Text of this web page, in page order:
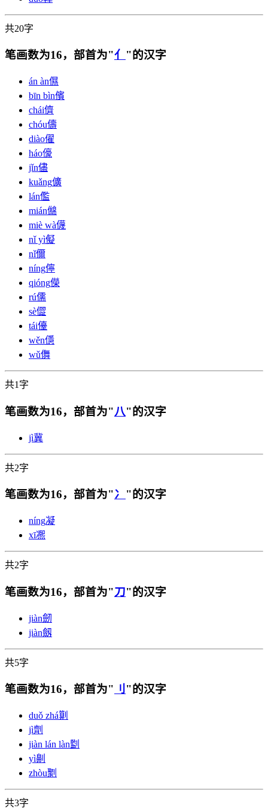
共20字
笔画数为16，部首为"亻 "的汉字
án àn儑
bīn bìn儐
chái儕
chóu儔
diào㒛
háo儫
jǐn儘
kuǎng儣
lán儖
mián㒙
miè wà㒝
nǐ yì儗
nǐ儞
níng儜
qióng儝
rú儒
sè㒊
tái儓
wěn㒚
wǔ儛
共1字
笔画数为16，部首为"八"的汉字
jì冀
共2字
笔画数为16，部首为"冫 "的汉字
níng凝
xī凞
共2字
笔画数为16，部首为"刀"的汉字
jiàn劒
jiàn劔
共5字
笔画数为16，部首为" 刂 "的汉字
duǒ zhá㔍
jì劑
jiàn lán làn㔋
yì劓
zhòu㔌
共3字